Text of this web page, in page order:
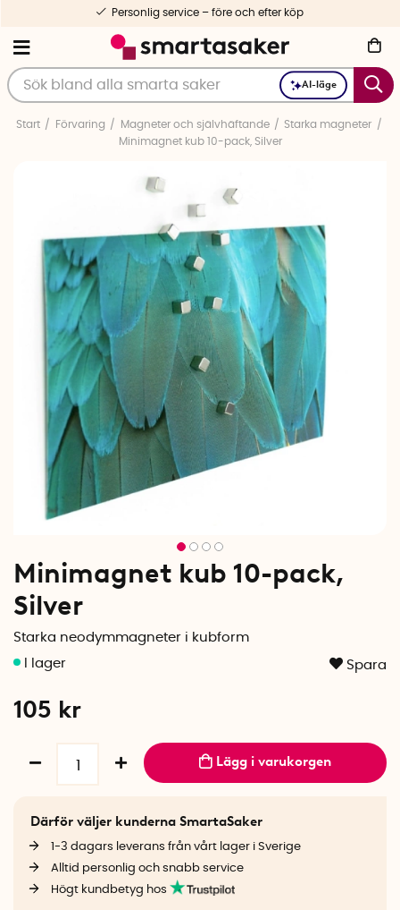
AI-läge
Personlig service – före och efter köp
Start Förvaring Magneter och självhäftande
Starka magneter
Minimagnet kub 10-pack, Silver
Minimagnet kub 10-pack,
Silver
Starka neodymmagneter i kubform
Spara
105 kr
Lägg i varukorgen
Därför väljer kunderna SmartaSaker
1-3 dagars leverans från vårt lager i Sverige
Alltid personlig och snabb service
Högt kundbetyg hos